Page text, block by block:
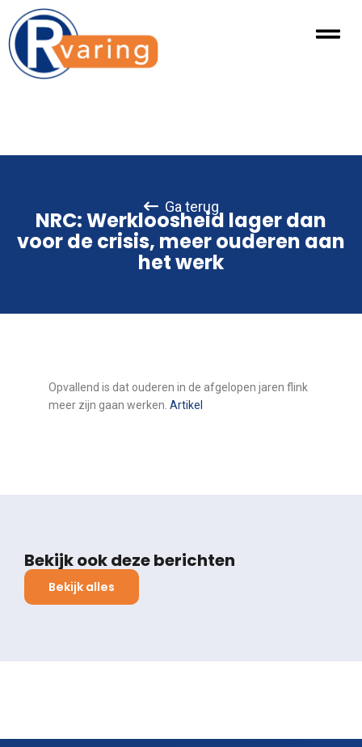
Ga terug
NRC: Werkloosheid lager dan
voor de crisis, meer ouderen aan
het werk
Opvallend is dat ouderen in de afgelopen jaren flink
meer zijn gaan werken. Artikel
Bekijk ook deze berichten
Bekijk alles